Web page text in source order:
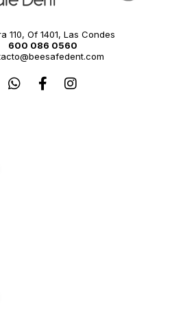
110, Of 1401, Las Condes
600 086 0560
W
h
F
a
I
n